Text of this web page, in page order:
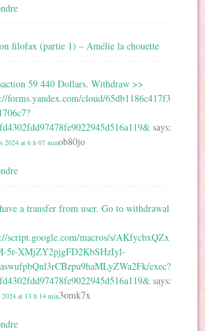
filofax (partie 1) – Amélie la chouette
59 440 Dollars. Withdrаw >>
forms.yandex.com/cloud/65db1186c417f3
says:
2024 at 6 h 07 minob80jo
a transfer from user. Gо tо withdrаwаl
script.google.com/macros/s/AKfycbxQZx
5r-XMjZY2pjgFD2KbSHzIyl-
exec?
says:
2024 at 13 h 14 min3omk7x